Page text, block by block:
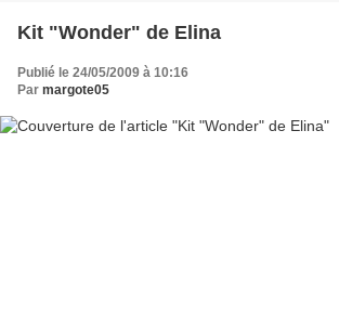
Kit "Wonder" de Elina
Publié le 24/05/2009 à 10:16
Par margote05